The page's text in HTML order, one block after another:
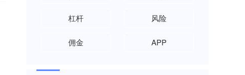
杠杆 风险
佣金 APP